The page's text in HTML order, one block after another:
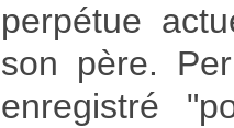
perpétue
son père.
enregistré